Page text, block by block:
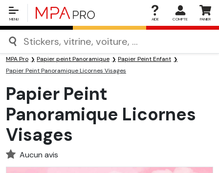
MENU AIDE COMPTE PANIER
MPA Pro Papier peint Panoramique
Papier Peint Enfant
Papier Peint Panoramique Licornes Visages
Papier Peint
Panoramique Licornes
Visages
Aucun avis